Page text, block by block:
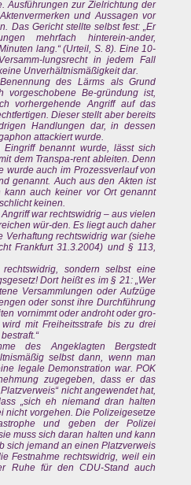
Ausführungen zur Zielrichtung der
und Aussagen vor
Das Gericht stellte selbst fest: „Er
mehrfach hinterein-ander,
lang.“ (Urteil, S. 8). Eine 10-
lungsrecht in jedem Fall
Unverhältnismäßigkeit dar.
des Lärms als Grund
vorgeschobene Be-gründung ist,
vorhergehende Angriff auf das
Dieser stellt aber bereits
Handlungen dar, in dessen
attackiert wurde.
benannt wurde, lässt sich
dem Transpa-rent ableiten. Denn
wurde auch im Prozessverlauf von
genannt. Auch aus den Akten ist
kann auch keiner vor Ort genannt
keinen.
war rechtswidrig – aus vielen
wür-den. Es liegt auch daher
Verhaftung rechtswidrig war (siehe
Frankfurt 31.3.2004) und § 113,
sondern selbst eine
Dort heißt es im § 21: „Wer
Versammlungen oder Aufzüge
oder sonst ihre Durchführung
vornimmt oder androht oder gro-
mit Freiheitsstrafe bis zu drei
des Angeklagten Bergstedt
selbst dann, wenn man
legale Demonstration war. POK
zugegeben, dass er das
nicht angewendet hat,
„sich eh niemand dran halten
nicht vorgehen. Die Polizeigesetze
und geben der Polizei
muss sich daran halten und kann
sich jemand an einen Platzverweis
Festnahme rechtswidrig, weil ein
Ruhe für den CDU-Stand auch